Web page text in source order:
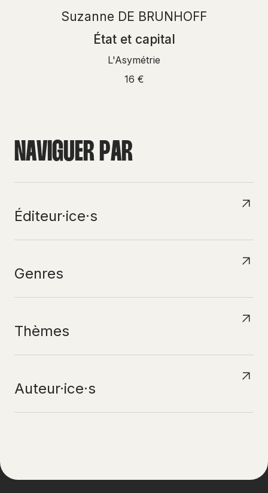
Suzanne DE BRUNHOFF
État et capital
L'Asymétrie
16 €
NAVIGUERPAR
Éditeur·ice·s
Genres
Thèmes
Auteur·ice·s